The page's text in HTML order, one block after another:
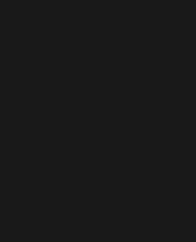
en nueva ventana)
en nueva ventana)